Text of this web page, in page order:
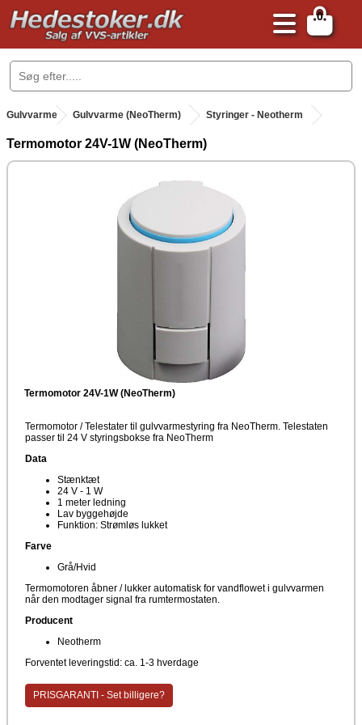
0
.
Gulvvarme . Gulvvarme (NeoTherm) Styringer - Neotherm
Termomotor 24V-1W (NeoTherm)
Termomotor 24V-1W (NeoTherm)
Termomotor / Telestater til gulvvarmestyring fra NeoTherm. Telestaten
passer til 24 V styringsbokse fra NeoTherm
Data
Stænktæt
24 V - 1 W
1 meter ledning
Lav byggehøjde
Funktion: Strømløs lukket
Farve
Grå/Hvid
Termomotoren åbner / lukker automatisk for vandflowet i gulvvarmen
når den modtager signal fra rumtermostaten.
Producent
Neotherm
Forventet leveringstid: ca. 1-3 hverdage
PRISGARANTI - Set billigere?